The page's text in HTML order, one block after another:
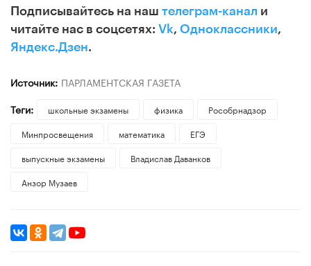
Подписывайтесь на наш телеграм-канал и
читайте нас в соцсетях: Vk, Одноклассники,
Яндекс.Дзен.
Источник: ПАРЛАМЕНТСКАЯ ГАЗЕТА
Теги:
школьные экзамены физика
Рособрнадзор
Минпросвещения
математика
ЕГЭ
выпускные экзамены
Владислав Даванков
Анзор Музаев